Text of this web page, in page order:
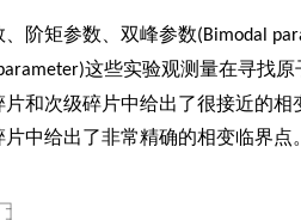
阶矩参数、双峰参数(Bimodal
这些实验观测量在寻找
和次级碎片中给出了很接近的相
中给出了非常精确的相变临界